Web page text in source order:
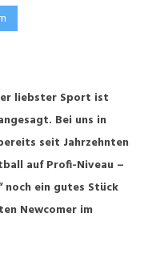
liebster Sport ist
Bei uns in
seit Jahrzehnten
auf Profi-Niveau –
ein gutes Stück
Newcomer im